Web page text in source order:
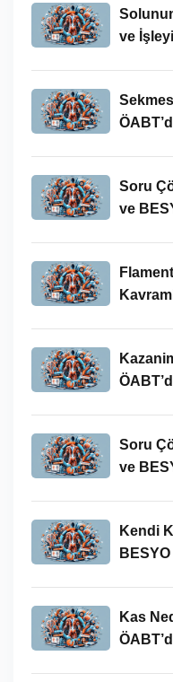
ve
Soru
ve
Soru
ve
Kendi
Kas